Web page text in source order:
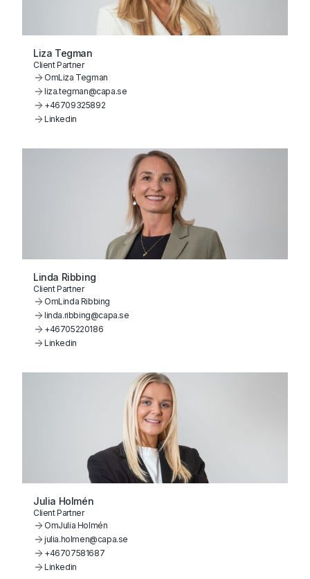
Liza Tegman
Client Partner
OmLiza Tegman
liza.tegman@capa.se
+46709325892
Linkedin
Linda Ribbing
Client Partner
OmLinda Ribbing
linda.ribbing@capa.se
+46705220186
Linkedin
Julia Holmén
Client Partner
OmJulia Holmén
julia.holmen@capa.se
+46707581687
Linkedin